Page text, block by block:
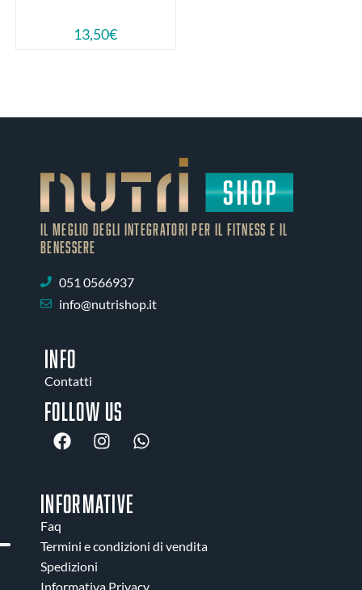
13,50€
IL MEGLIO DEGLI Integratori PER IL FITNESS E IL
BENESSERE
051 0566937
info@nutrishop.it
INFO
Contatti
Follow us
INFORMATIVE
Faq
Termini e condizioni di vendita
Spedizioni
Informativa Privacy